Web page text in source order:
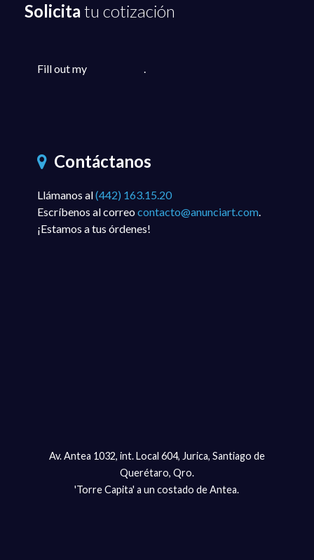
Solicita tu cotización
Fill out my .
Contáctanos
Llámanos al(442) 163.15.20
Escríbenos al correo contacto@anunciart.com.
¡Estamos a tus órdenes!
Av. Antea 1032, int. Local 604, Jurica, Santiago de
Querétaro, Qro.
'Torre Capita' a un costado de Antea.